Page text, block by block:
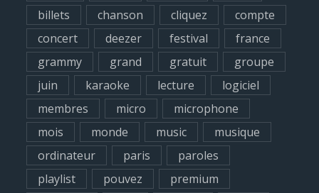
billets
chanson cliquez
compte
concert
deezer festival
france
grammy
grand gratuit
groupe
juin
karaoke lecture
logiciel
membres
micro
microphone
mois
monde music
musique
ordinateur
paris
paroles
playlist
pouvez
premium